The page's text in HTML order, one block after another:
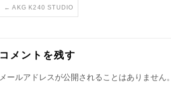
← AKG K240 STUDIO
コメントを残す
メールアドレスが公開されることはありません。